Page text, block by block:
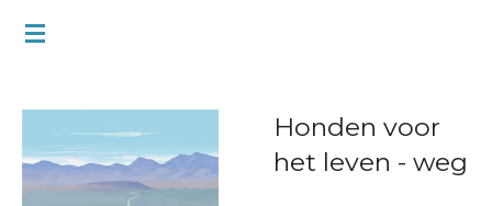
Ga
hoofdinhoud
Honden voor
het leven - weg